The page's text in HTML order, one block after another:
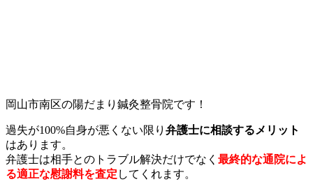
岡山市南区の陽だまり鍼灸整骨院です！
過失が100%自身が悪くない限り 弁護士に相談するメリット
はあります。
弁護士は相手とのトラブル解決だけでなく 最終的な通院によ
る適正な慰謝料を査定 してくれます。